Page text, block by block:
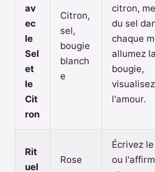
av
ec
le
Sel
et
le
Cit
ron
Citron,
sel,
bougie
blanch
e
citron,
du sel
chaque
allumez la
bougie,
visualisez
l'amour.
Rit
uel
Rose
Écrivez
ou